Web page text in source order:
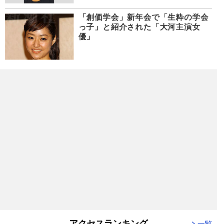
「創価学会」新年会で「生粋の学会
っ子」と紹介された「大河主演女
優」